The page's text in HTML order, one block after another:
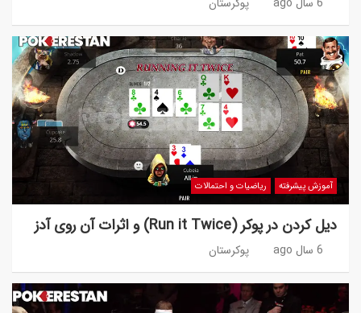
آموزش پیشرفته ریاضیات و احتمالات
دیل کردن در پوکر (Run it Twice) و اثرات آن روی آدز
6 سال ago پوکرستان